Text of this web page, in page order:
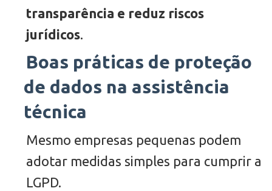
transparência e reduz riscos
jurídicos.
Boas práticas de proteção
de dados na assistência
técnica
Mesmo empresas pequenas podem
adotar medidas simples para cumprir a
LGPD.